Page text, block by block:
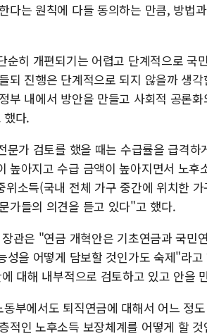
다는 원칙에 다들 동의하는 만큼, 방법
순히 개편되기는 어렵고 단계적으로 국
되 진행은 단계적으로 되지 않을까 생
부 내에서 방안을 만들고 사회적 공론
다.
문가 검토를 했을 때는 수급률을 급격
높아지고 수급 금액이 높아지면서 노
소득(국내 전체 가구 중간에 위치한
가들의 의견을 듣고 있다"고 했다.
관은 "연금 개혁안은 기초연금과 국민
성을 어떻게 담보할 것인가도 숙제"라
대해 내부적으로 검토하고 있고 안을
부에서도 퇴직연금에 대해서 어느 정
적인 노후소득 보장체계를 어떻게 할